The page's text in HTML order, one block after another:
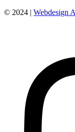
© 2024 | Webdesign